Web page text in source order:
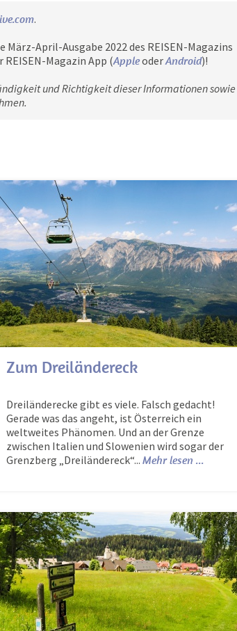
.
März-April-Ausgabe 2022 des REISEN-Magazins
Magazin App (AppleoderAndroid)!
und Richtigkeit dieser Informationen sowie
Zum Dreiländereck
Dreiländerecke gibt es viele. Falsch gedacht!
Gerade was das angeht, ist Österreich ein
weltweites Phänomen. Und an der Grenze
zwischen Italien und Slowenien wird sogar der
Grenzberg „Dreiländereck“... Mehr lesen ...